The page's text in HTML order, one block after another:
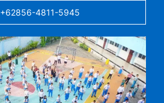
+62856-4811-5945